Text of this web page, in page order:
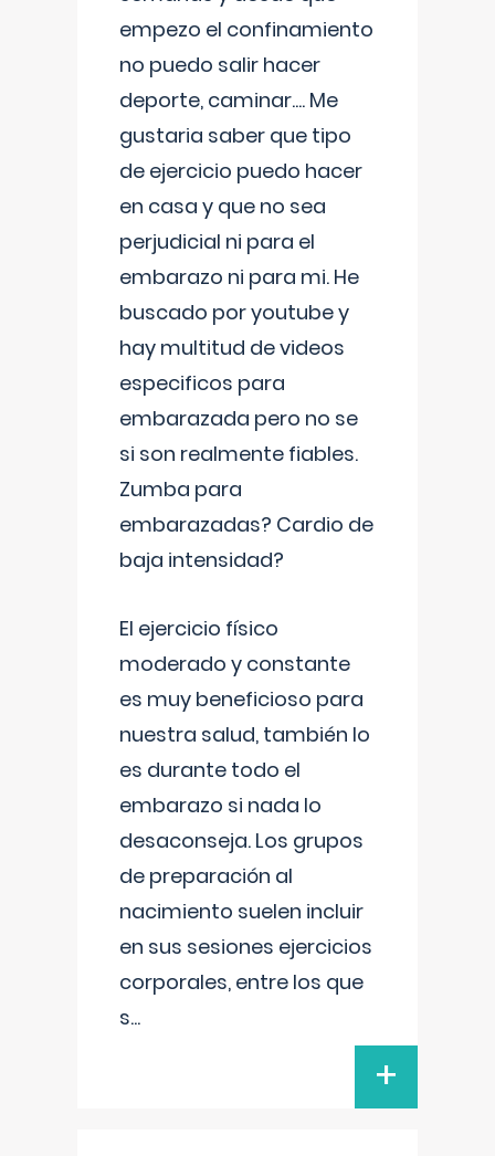
empezo el confinamiento
no puedo salir hacer
deporte, caminar.... Me
gustaria saber que tipo
de ejercicio puedo hacer
en casa y que no sea
perjudicial ni para el
embarazo ni para mi. He
buscado por youtube y
hay multitud de videos
especificos para
embarazada pero no se
si son realmente fiables.
Zumba para
embarazadas? Cardio de
baja intensidad?
El ejercicio físico
moderado y constante
es muy beneficioso para
nuestra salud, también lo
es durante todo el
embarazo si nada lo
desaconseja. Los grupos
de preparación al
nacimiento suelen incluir
en sus sesiones ejercicios
corporales, entre los que
s...
+